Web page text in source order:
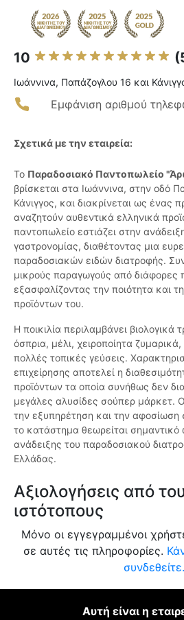
10
Ιωάννινα, Παπάζογλου 16 και
Εμφάνιση αριθμού
Σχετικά με την εταιρεία:
Το Παραδοσιακό Παντοπωλείο
βρίσκεται στα Ιωάννινα, στην οδό
Κάνιγγος, και διακρίνεται ως ένας
αναζητούν αυθεντικά ελληνικά
παντοπωλείο εστιάζει στην
γαστρονομίας, διαθέτοντας μια
παραδοσιακών ειδών διατροφής.
μικρούς παραγωγούς από διάφορες
εξασφαλίζοντας την ποιότητα και
προϊόντων του.
Η ποικιλία περιλαμβάνει βιολογικά
όσπρια, μέλι, χειροποίητα
πολλές τοπικές γεύσεις.
επιχείρησης αποτελεί η
προϊόντων τα οποία συνήθως δεν
μεγάλες αλυσίδες σούπερ μάρκετ.
την εξυπηρέτηση και την αφοσίωση
το κατάστημα θεωρείται
ανάδειξης του παραδοσιακού
Ελλάδας.
Αξιολογήσεις από
ιστότοπους
Μόνο οι εγγεγραμμένοι
σε αυτές τις πληροφορίες.
συνδεθείτε.
Αυτή είναι η